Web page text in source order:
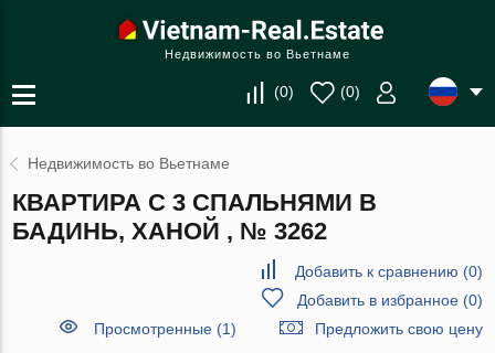
Недвижимость во Вьетнаме
(0) (0)
Недвижимость во Вьетнаме
КВАРТИРА С 3 СПАЛЬНЯМИ В
БАДИНЬ, ХАНОЙ , № 3262
Добавить к сравнению (0)
Добавить в избранное(0)
Просмотренные (1)
Предложить свою цену